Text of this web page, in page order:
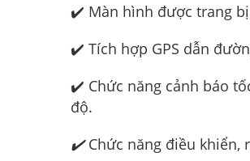
✔️ Màn hình được trang bị
✔️ Tích hợp GPS dẫn
✔️ Chức năng cảnh báo
độ.
✔️Chức năng điều khiển,